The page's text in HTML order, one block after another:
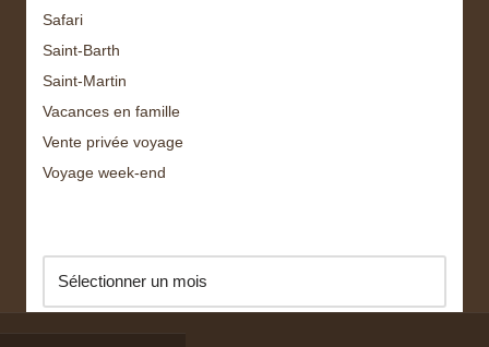
Safari
Saint-Barth
Saint-Martin
Vacances en famille
Vente privée voyage
Voyage week-end